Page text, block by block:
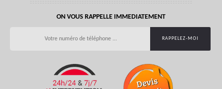
ON VOUS RAPPELLE IMMEDIATEMENT